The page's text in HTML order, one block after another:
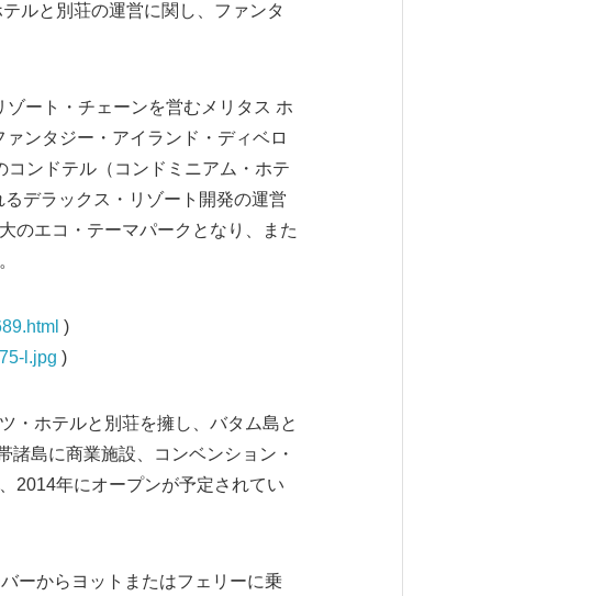
ルと別荘の運営に関し、ファンタ
ート・チェーンを営むメリタス ホ
ンタジー・アイランド・ディベロ
ンドテル（コンドミニアム・ホテ
デラックス・リゾート開発の運営
のエコ・テーマパークとなり、また
)
l.jpg )
・ホテルと別荘を擁し、バタム島と
島に商業施設、コンベンション・
2014年にオープンが予定されてい
ーからヨットまたはフェリーに乗